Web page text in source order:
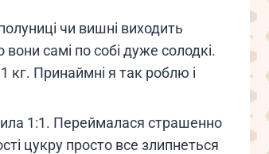
чи вишні виходить
самі по собі дуже солодкі.
кг. Принаймні я так роблю і
1:1. Переймалася страшенно
цукру просто все злипнеться